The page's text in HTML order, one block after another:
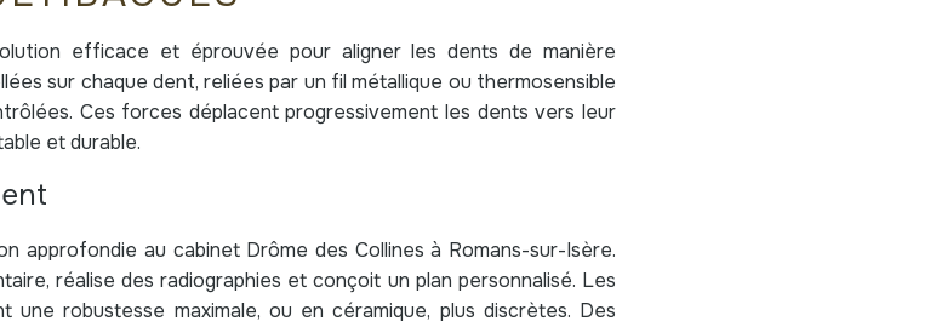
efficace et éprouvée pour aligner les dents de manière
sur chaque dent, reliées par un fil métallique ou thermosensible
Ces forces déplacent progressivement les dents vers leur
et durable.
approfondie au cabinet Drôme des Collines à Romans-sur-Isère.
réalise des radiographies et conçoit un plan personnalisé. Les
robustesse maximale, ou en céramique, plus discrètes. Des